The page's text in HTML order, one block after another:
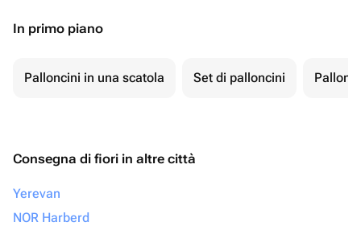
In primo piano
Palloncini in una scatola Set di palloncini
Consegna di fiori in altre città
Yerevan
NOR Harberd